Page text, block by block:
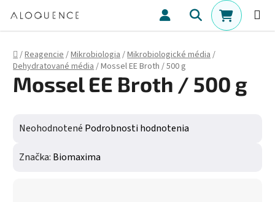
Hľadať
Domov
/Reagencie/Mikrobiologia/Mikrobiologické média/
Dehydratované média/Mossel EE Broth / 500 g
Mossel EE Broth / 500 g
Priemerné hodnotenie produktu je 0,0 z 5 hviezdičiek.
Neohodnotené Podrobnosti hodnotenia
Značka: Biomaxima